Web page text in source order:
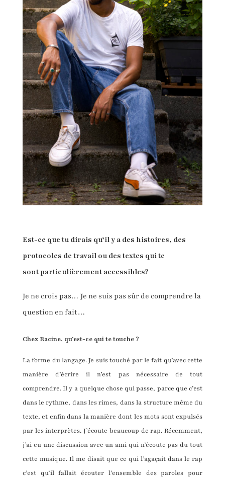
Est-ce que tu dirais qu’il y a des histoires, des
protocoles de travail ou des textes qui te
sont particulièrement accessibles?
Je ne crois pas… Je ne suis pas sûr de comprendre la
question en fait…
Chez Racine, qu’est-ce qui te touche ?
La forme du langage. Je suis touché par le fait qu’avec cette
manière d’écrire il n’est pas nécessaire de tout
comprendre. Il y a quelque chose qui passe, parce que c’est
dans le rythme, dans les rimes, dans la structure même du
texte, et enfin dans la manière dont les mots sont expulsés
par les interprètes. J’écoute beaucoup de rap. Récemment,
j’ai eu une discussion avec un ami qui n’écoute pas du tout
cette musique. Il me disait que ce qui l’agaçait dans le rap
c’est qu’il fallait écouter l’ensemble des paroles pour